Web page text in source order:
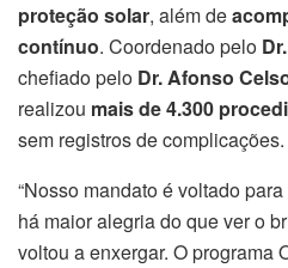
proteção solar, além de
contínuo. Coordenado pelo
chefiado pelo Dr. Afonso
realizou mais de 4.300
sem registros de complicações.
“Nosso mandato é voltado
há maior alegria do que ver o
voltou a enxergar. O programa